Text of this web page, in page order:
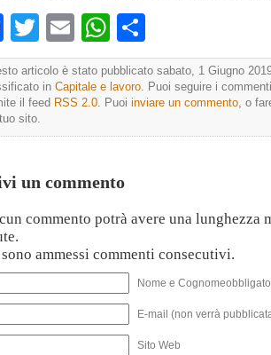
Facebook
TwitterEmailWhatsApp
articolo è stato pubblicato sabato, 1 Giugno
in Capitale e lavoro. Puoi seguire i
il feed RSS 2.0. Puoi inviare un commento, o
sito.
un commento
commento potrà avere una lunghezza
ammessi commenti consecutivi.
Nome e
E-mail (non verrà
Sito Web